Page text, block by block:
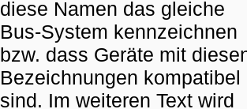
diese Namen das gleiche
Bus-System kennzeichnen
bzw. dass Geräte mit
Bezeichnungen kompatibel
sind. Im weiteren Text wird